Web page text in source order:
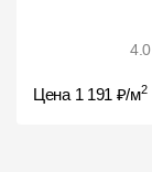
4.0
Цена 1 191 ₽/м2